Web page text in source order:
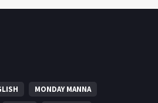
MONDAY MANNA